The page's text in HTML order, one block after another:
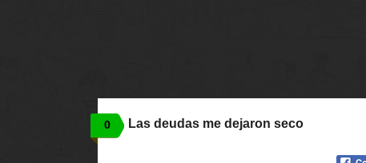
0 Las deudas me dejaron seco